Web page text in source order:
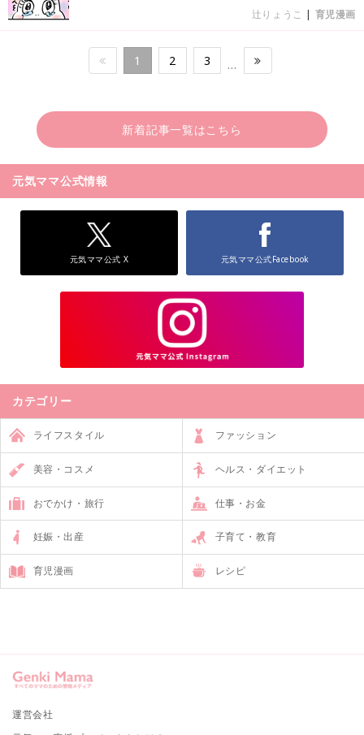
辻りょうこ | 育児漫画
1 2 3 …
新着記事一覧はこちら
元気ママ公式情報
元気ママ公式 X 元気ママ公式Facebook
カテゴリー
ライフスタイル ファッション
美容・コスメ ヘルス・ダイエット
おでかけ・旅行 仕事・お金
妊娠・出産 子育て・教育
育児漫画 レシピ
運営会社